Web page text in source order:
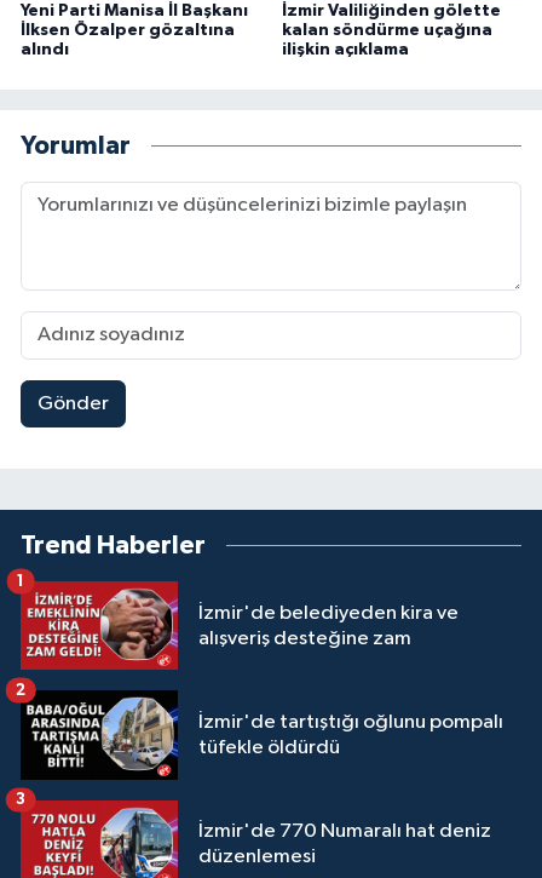
Yeni Parti Manisa İl Başkanı
İlksen Özalper gözaltına
alındı
İzmir Valiliğinden gölette
kalan söndürme uçağına
ilişkin açıklama
Yorumlar
Gönder
Trend Haberler
İzmir'de belediyeden kira ve
alışveriş desteğine zam
1
İzmir'de tartıştığı oğlunu pompalı
tüfekle öldürdü
2
İzmir'de 770 Numaralı hat deniz
düzenlemesi
3